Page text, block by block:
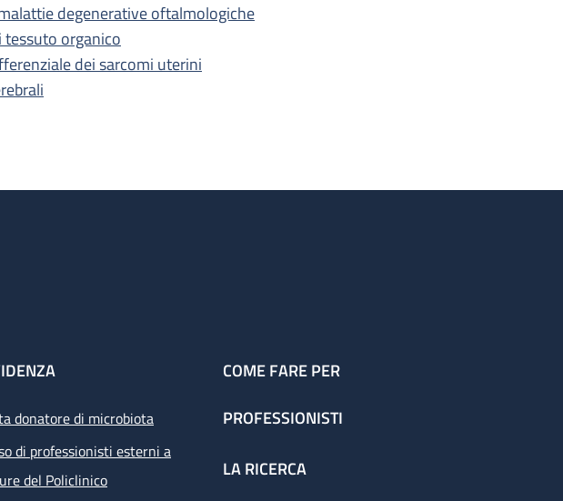
degenerative oftalmologiche
organico
dei sarcomi uterini
donatore di microbiota
di professionisti esterni a
del Policlinico
COME FARE PER
PROFESSIONISTI
LA RICERCA